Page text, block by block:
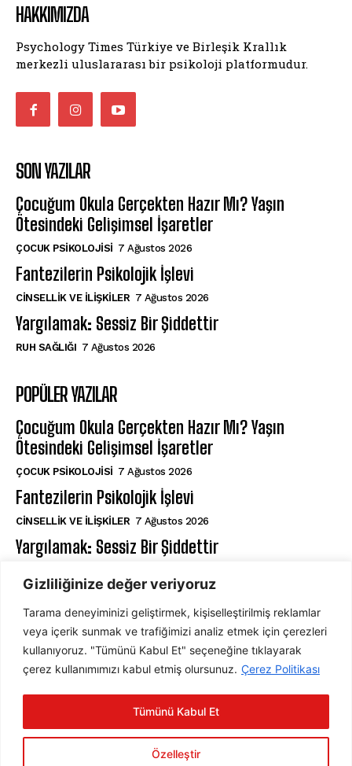
Gizliliğinize değer veriyoruz
Tarama deneyiminizi geliştirmek, kişiselleştirilmiş reklamlar
veya içerik sunmak ve trafiğimizi analiz etmek için çerezleri
kullanıyoruz. "Tümünü Kabul Et" seçeneğine tıklayarak
çerez kullanımımızı kabul etmiş olursunuz. Çerez Politikası
Özelleştir
Tümünü Kabul Et
HAKKIMIZDA
Psychology Times Türkiye ve Birleşik Krallık
merkezli uluslararası bir psikoloji platformudur.
SON YAZILAR
Çocuğum Okula Gerçekten Hazır Mı? Yaşın
Ötesindeki Gelişimsel İşaretler
ÇOCUK PSIKOLOJISI 7 Ağustos 2026
Fantezilerin Psikolojik İşlevi
CINSELLIK VE İLIŞKILER 7 Ağustos 2026
Yargılamak: Sessiz Bir Şiddettir
⁠RUH SAĞLIĞI 7 Ağustos 2026
POPÜLER YAZILAR
Çocuğum Okula Gerçekten Hazır Mı? Yaşın
Ötesindeki Gelişimsel İşaretler
ÇOCUK PSIKOLOJISI 7 Ağustos 2026
Fantezilerin Psikolojik İşlevi
CINSELLIK VE İLIŞKILER 7 Ağustos 2026
Yargılamak: Sessiz Bir Şiddettir
ABONE OL
ABONE OL
okudum, onaylıyorum.